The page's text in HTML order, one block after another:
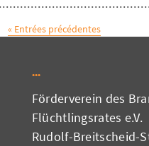
« Entrées précédentes
Förderverein des
Flüchtlingsrates e.V.
Rudolf-Breitscheid-